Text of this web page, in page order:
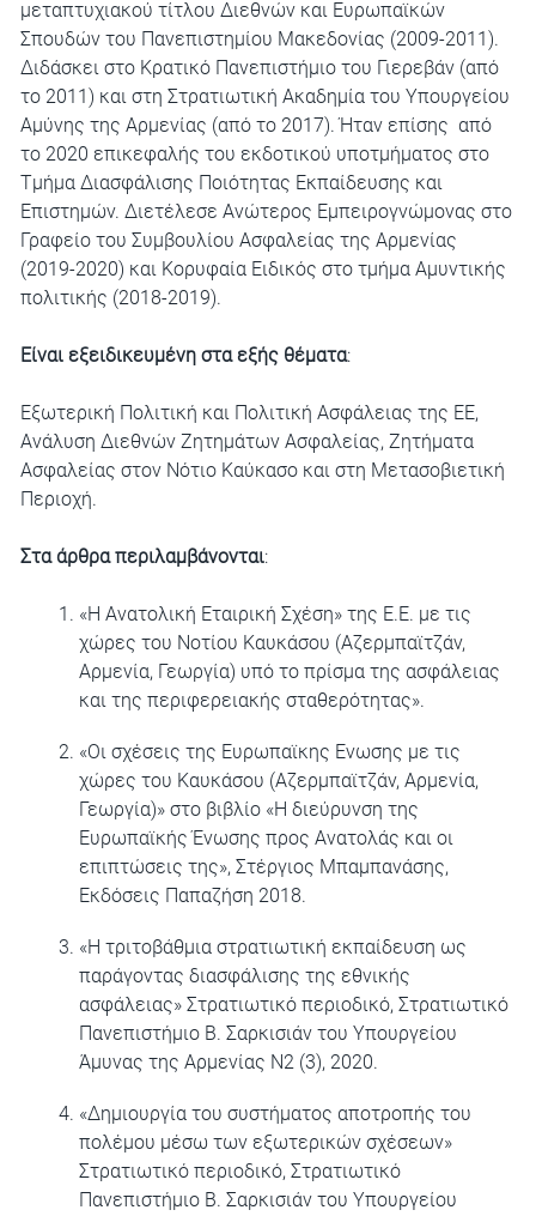
μεταπτυχιακού τίτλου Διεθνών και Ευρωπαϊκών
Σπουδών του Πανεπιστημίου Μακεδονίας (2009-2011).
Διδάσκει στο Κρατικό Πανεπιστήμιο του Γιερεβάν (από
το 2011) και στη Στρατιωτική Ακαδημία του Υπουργείου
Αμύνης της Αρμενίας (από το 2017). Ήταν επίσης από
το 2020 επικεφαλής του εκδοτικού υποτμήματος στο
Τμήμα Διασφάλισης Ποιότητας Εκπαίδευσης και
Επιστημών. Διετέλεσε Ανώτερος Εμπειρογνώμονας στο
Γραφείο του Συμβουλίου Ασφαλείας της Αρμενίας
(2019-2020) και Κορυφαία Ειδικός στο τμήμα Αμυντικής
πολιτικής (2018-2019).
Είναι εξειδικευμένη στα εξής θέματα:
Εξωτερική Πολιτική και Πολιτική Ασφάλειας της ΕΕ,
Ανάλυση Διεθνών Ζητημάτων Ασφαλείας, Ζητήματα
Ασφαλείας στον Νότιο Καύκασο και στη Μετασοβιετική
Περιοχή.
Στα άρθρα περιλαμβάνονται:
«Η Ανατολική Εταιρική Σχέση» της Ε.Ε. με τις
χώρες του Νοτίου Καυκάσου (Αζερμπαϊτζάν,
Αρμενία, Γεωργία) υπό το πρίσμα της ασφάλειας
και της περιφερειακής σταθερότητας».
«Οι σχέσεις της Ευρωπαϊκης Ενωσης με τις
χώρες του Καυκάσου (Αζερμπαϊτζάν, Αρμενία,
Γεωργία)» στο βιβλίο «Η διεύρυνση της
Ευρωπαϊκής Ένωσης προς Ανατολάς και οι
επιπτώσεις της», Στέργιος Μπαμπανάσης,
Εκδόσεις Παπαζήση 2018.
«Η τριτοβάθμια στρατιωτική εκπαίδευση ως
παράγοντας διασφάλισης της εθνικής
ασφάλειας» Στρατιωτικό περιοδικό, Στρατιωτικό
Πανεπιστήμιο Β. Σαρκισιάν του Υπουργείου
Άμυνας της Αρμενίας N2 (3), 2020.
«Δημιουργία του συστήματος αποτροπής του
πολέμου μέσω των εξωτερικών σχέσεων»
Στρατιωτικό περιοδικό, Στρατιωτικό
Πανεπιστήμιο Β. Σαρκισιάν του Υπουργείου